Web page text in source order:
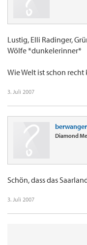
Lustig, Elli Radinger,
Wölfe *dunkelerinner*
Wie Welt ist schon recht
3. Juli 2007
Diamond
Schön, dass das
3. Juli 2007